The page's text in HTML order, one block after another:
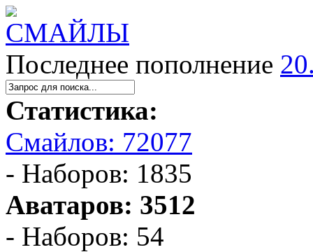
Последнее пополнение
Статистика:
Смайлов: 72077
- Наборов: 1835
Аватаров: 3512
- Наборов: 54